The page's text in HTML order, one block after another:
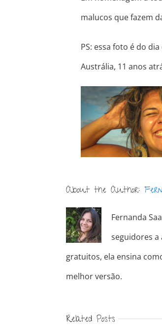
malucos que fazem
PS: essa foto é do
Austrália, 11 anos
About the Author:
Fernanda
seguidores
gratuitos, ela ensina
melhor versão.
Related Posts